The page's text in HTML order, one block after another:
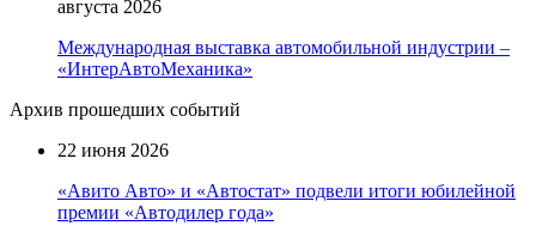
августа 2026
Международная выставка автомобильной индустрии –
«ИнтерАвтоМеханика»
Архив прошедших событий
22 июня 2026
«Авито Авто» и «Автостат» подвели итоги юбилейной
премии «Автодилер года»